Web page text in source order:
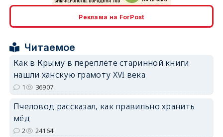
erid: 2SDnjdPjgYS
Реклама на ForPost
Читаемое
Как в Крыму в переплёте старинной книги
нашли ханскую грамоту XVI века
1 36907
Пчеловод рассказал, как правильно хранить
мёд
2 24164